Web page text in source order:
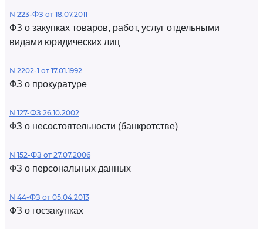
N 223-ФЗ от 18.07.2011
ФЗ о закупках товаров, работ, услуг отдельными
видами юридических лиц
N 2202-1 от 17.01.1992
ФЗ о прокуратуре
N 127-ФЗ 26.10.2002
ФЗ о несостоятельности (банкротстве)
N 152-ФЗ от 27.07.2006
ФЗ о персональных данных
N 44-ФЗ от 05.04.2013
ФЗ о госзакупках